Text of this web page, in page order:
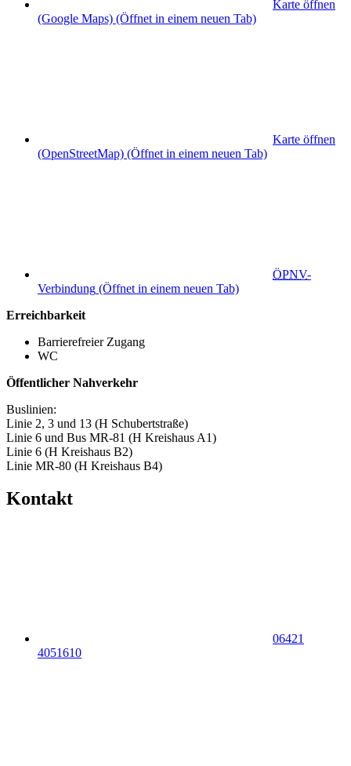
Karte öffnen
(Google Maps) (Öffnet in einem neuen Tab)
Karte öffnen
(OpenStreetMap) (Öffnet in einem neuen Tab)
ÖPNV-
Verbindung (Öffnet in einem neuen Tab)
Erreichbarkeit
Barrierefreier Zugang
WC
Öffentlicher Nahverkehr
Buslinien:
Linie 2, 3 und 13 (H Schubertstraße)
Linie 6 und Bus MR-81 (H Kreishaus A1)
Linie 6 (H Kreishaus B2)
Linie MR-80 (H Kreishaus B4)
Kontakt
06421
4051610